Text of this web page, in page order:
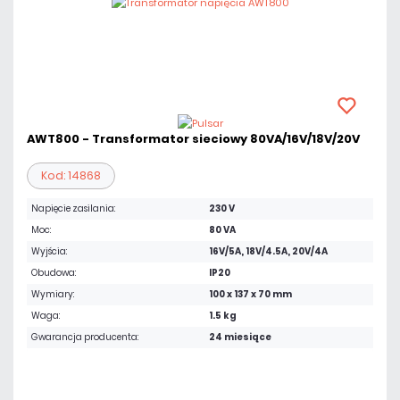
AWT800 - Transformator sieciowy 80VA/16V/18V/20V
Kod: 14868
Napięcie zasilania:
230 V
Moc:
80 VA
Wyjścia:
16V/5A, 18V/4.5A, 20V/4A
Obudowa:
IP20
Wymiary:
100 x 137 x 70 mm
Waga:
1.5 kg
Gwarancja producenta:
24 miesiące